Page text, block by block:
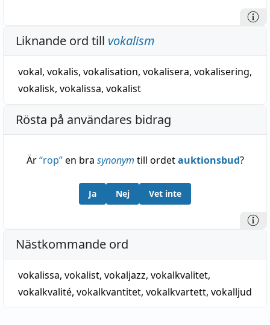
Liknande ord till vokalism
vokal, vokalis, vokalisation, vokalisera, vokalisering,
vokalisk, vokalissa, vokalist
Rösta på användares bidrag
Är“rop”en bra synonym till ordetauktionsbud?
Ja Nej Vet inte
Nästkommande ord
vokalissa, vokalist, vokaljazz, vokalkvalitet,
vokalkvalité, vokalkvantitet, vokalkvartett, vokalljud